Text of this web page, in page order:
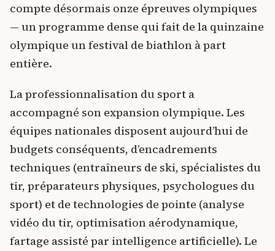
compte désormais onze épreuves olympiques
— un programme dense qui fait de la quinzaine
olympique un festival de biathlon à part
entière.
La professionnalisation du sport a
accompagné son expansion olympique. Les
équipes nationales disposent aujourd’hui de
budgets conséquents, d’encadrements
techniques (entraîneurs de ski, spécialistes du
tir, préparateurs physiques, psychologues du
sport) et de technologies de pointe (analyse
vidéo du tir, optimisation aérodynamique,
fartage assisté par intelligence artificielle). Le